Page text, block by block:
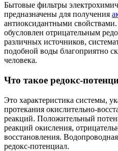
Бытовые фильтры
предназначены для получения
антиоксидантными
обусловлен отрицательным
различных источников,
подобной воды благоприятно
человека.
Что такое редокс-
Это характеристика системы,
протекания окислительно-
реакций. Положительный
реакций окисления,
восстановления.
редокс-потенциал.